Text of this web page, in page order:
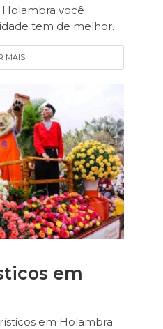
Holambra você
tem de melhor.
MAIS
em
em Holambra